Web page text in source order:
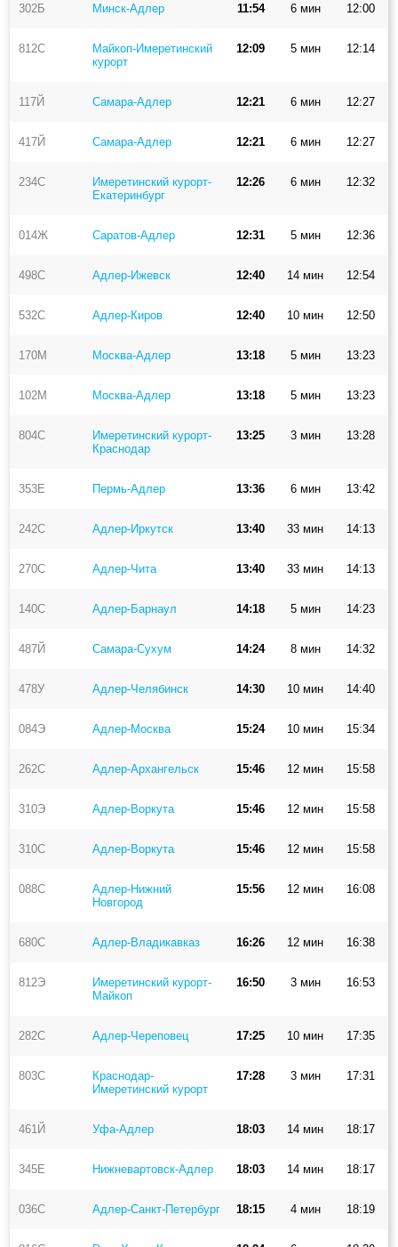
302Б Минск-Адлер 11:54 6 мин 12:00
812С
Майкоп-Имеретинский
курорт
12:09 5 мин 12:14
117Й Самара-Адлер 12:21 6 мин 12:27
417Й Самара-Адлер 12:21 6 мин 12:27
234С
Имеретинский курорт-
Екатеринбург
12:26 6 мин 12:32
014Ж Саратов-Адлер 12:31 5 мин 12:36
498С Адлер-Ижевск 12:40 14 мин 12:54
532С Адлер-Киров 12:40 10 мин 12:50
170М Москва-Адлер 13:18 5 мин 13:23
102М Москва-Адлер 13:18 5 мин 13:23
804С
Имеретинский курорт-
Краснодар
13:25 3 мин 13:28
353Е Пермь-Адлер 13:36 6 мин 13:42
242С Адлер-Иркутск 13:40 33 мин 14:13
270С Адлер-Чита 13:40 33 мин 14:13
140С Адлер-Барнаул 14:18 5 мин 14:23
487Й Самара-Сухум 14:24 8 мин 14:32
478У Адлер-Челябинск 14:30 10 мин 14:40
084Э Адлер-Москва 15:24 10 мин 15:34
262С Адлер-Архангельск 15:46 12 мин 15:58
310Э Адлер-Воркута 15:46 12 мин 15:58
310С Адлер-Воркута 15:46 12 мин 15:58
088С
Адлер-Нижний
Новгород
15:56 12 мин 16:08
680С Адлер-Владикавказ 16:26 12 мин 16:38
812Э
Имеретинский курорт-
Майкоп
16:50 3 мин 16:53
282С Адлер-Череповец 17:25 10 мин 17:35
803С
Краснодар-
Имеретинский курорт
17:28 3 мин 17:31
461Й Уфа-Адлер 18:03 14 мин 18:17
345Е Нижневартовск-Адлер 18:03 14 мин 18:17
036С Адлер-Санкт-Петербург 18:15 4 мин 18:19